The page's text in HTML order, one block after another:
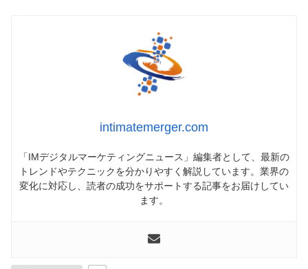
intimatemerger.com
「IMデジタルマーケティングニュース」編集者として、最新の
トレンドやテクニックを分かりやすく解説しています。業界の
変化に対応し、読者の成功をサポートする記事をお届けしてい
ます。